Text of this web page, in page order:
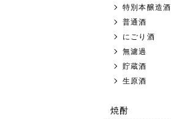
特別本醸造酒
普通酒
にごり酒
無濾過
貯蔵酒
生原酒
焼酎